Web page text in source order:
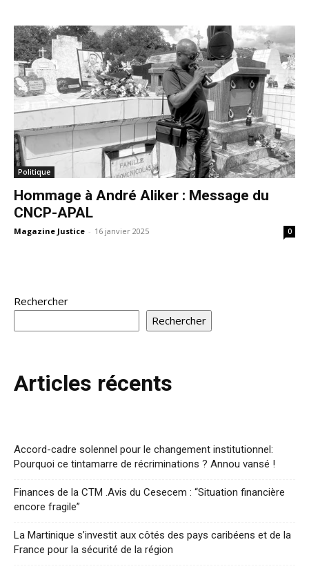
Politique
Hommage à André Aliker : Message du
CNCP-APAL
Magazine Justice - 16 janvier 2025 0
Rechercher
Rechercher
Articles récents
Accord-cadre solennel pour le changement institutionnel:
Pourquoi ce tintamarre de récriminations ? Annou vansé !
Finances de la CTM .Avis du Cesecem : “Situation financière
encore fragile”
La Martinique s’investit aux côtés des pays caribéens et de la
France pour la sécurité de la région